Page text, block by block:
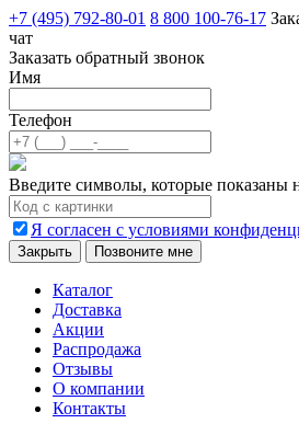
+7 (495) 792-80-01 8 800 100-76-17
чат
Заказать обратный звонок
Имя
Телефон
Введите символы, которые показаны
Я согласен с условиями
Закрыть Позвоните мне
Каталог
Доставка
Акции
Распродажа
Отзывы
О компании
Контакты